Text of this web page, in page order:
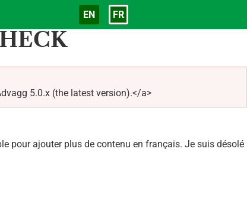
Langue
EN FR
5.0.x (the latest version).</a>
pour ajouter plus de contenu en français. Je suis désolé